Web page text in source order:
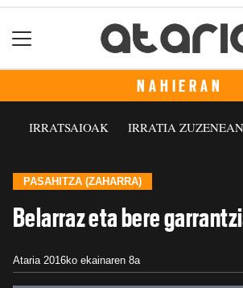
NAHIERAN
IRRATSAIOAK IRRATIA ZUZENEAN
PASAHITZA (ZAHARRA)
Belarraz eta bere
Ataria 2016ko ekainaren 8a